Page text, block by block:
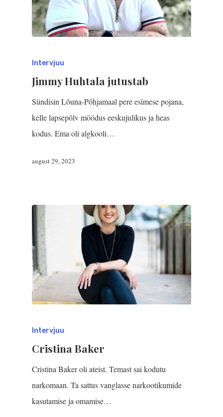
Intervjuu
Jimmy Huhtala jutustab
Sündisin Lõuna-Põhjamaal pere esimese pojana,
kelle lapsepõlv möödus eeskujulikus ja heas
kodus. Ema oli algkooli…
august 29, 2023
Intervjuu
Cristina Baker
Cristina Baker oli ateist. Temast sai kodutu
narkomaan. Ta sattus vanglasse narkootikumide
kasutamise ja omamise…